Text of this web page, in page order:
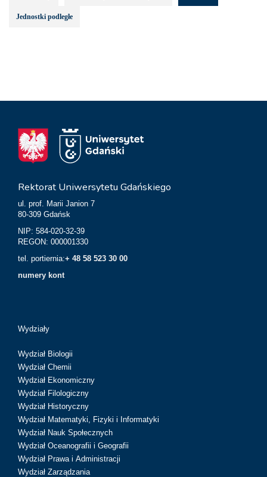
Jednostki podległe
Rektorat Uniwersytetu Gdańskiego
ul. prof. Marii Janion 7
80-309 Gdańsk
NIP: 584-020-32-39
REGON: 000001330
tel. portiernia:+ 48 58 523 30 00
numery kont
Wydziały
Wydział Biologii
Wydział Chemii
Wydział Ekonomiczny
Wydział Filologiczny
Wydział Historyczny
Wydział Matematyki, Fizyki i Informatyki
Wydział Nauk Społecznych
Wydział Oceanografii i Geografii
Wydział Prawa i Administracji
Wydział Zarządzania